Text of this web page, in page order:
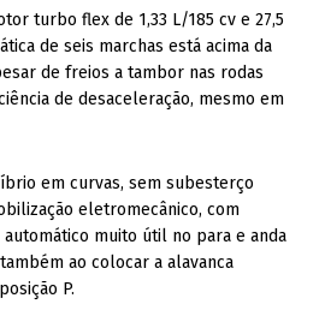
turbo flex de 1,33 L/185 cv e 27,5
de seis marchas está acima da
de freios a tambor nas rodas
de desaceleração, mesmo em
em curvas, sem subesterço
eletromecânico, com
muito útil no para e anda
ao colocar a alavanca
P.